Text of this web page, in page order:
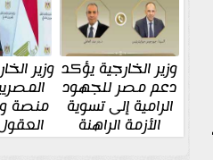
وزير الخارجية يؤكد
دعم مصر للجهود
الرامية إلى تسوية
الأزمة الراهنة
وزير
منصة